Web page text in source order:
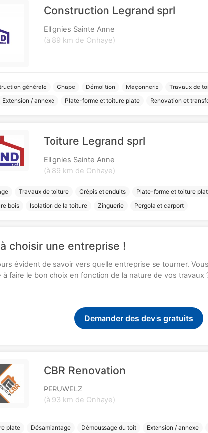
Construction Legrand sprl
Ellignies Sainte Anne
(à 89 km de Onhaye)
générale Chape Démolition Maçonnerie Travaux de
Extension / annexe Plate-forme et toiture plate Rénovation et
Toiture Legrand sprl
Ellignies Sainte Anne
(à 89 km de Onhaye)
Travaux de toiture Crépis et enduits
Plate-forme et toiture
bois
Isolation de la toiture Zinguerie Pergola et carport
choisir une entreprise !
évident de savoir vers quelle entreprise se tourner.
à faire le bon choix en fonction de la nature de vos travaux
Demander des devis gratuits
CBR Renovation
PERUWELZ
(à 93 km de Onhaye)
plate Désamiantage Démoussage du toit Extension / annexe